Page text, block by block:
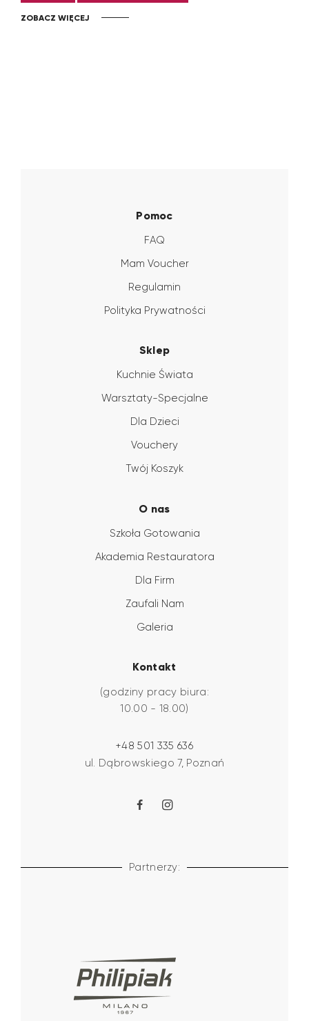
ZOBACZ WIĘCEJ
Pomoc
FAQ
Mam Voucher
Regulamin
Polityka Prywatności
Sklep
Kuchnie Świata
Warsztaty-Specjalne
Dla Dzieci
Vouchery
Twój Koszyk
O nas
Szkoła Gotowania
Akademia Restauratora
Dla Firm
Zaufali Nam
Galeria
Kontakt
(godziny pracy biura:
10.00 - 18.00)
ul. Dąbrowskiego 7, Poznań
+48 501 335 636
Partnerzy: